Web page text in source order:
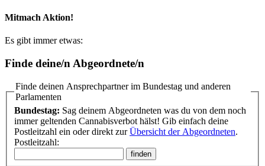
Mitmach Aktion!
Es gibt immer etwas:
Finde deine/n Abgeordnete/n
Finde deinen Ansprechpartner im Bundestag und anderen
Parlamenten
Bundestag: Sag deinem Abgeordneten was du von dem noch
immer geltenden Cannabisverbot hälst! Gib einfach deine
Postleitzahl ein oder direkt zurÜbersicht der Abgeordneten.
Postleitzahl: